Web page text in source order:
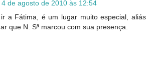
4 de agosto de 2010 às 12:54
a Fátima, é um lugar muito especial, aliás
que N. Sª marcou com sua presença.